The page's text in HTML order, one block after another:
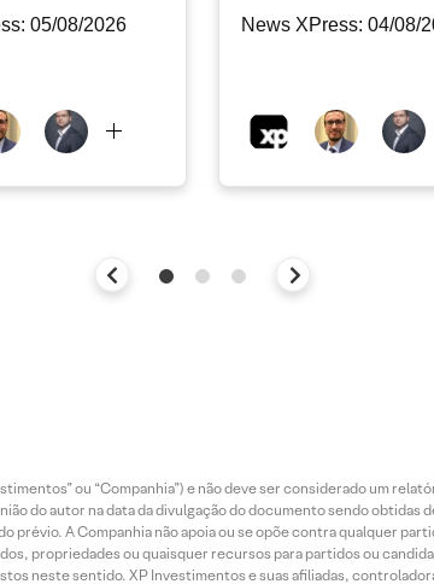
05/08/2026 News XPress: 04/08/
ou “Companhia”) e não deve ser considerado um
do autor na data da divulgação do documento sendo obtidas
prévio. A Companhia não apoia ou se opõe contra qualquer
propriedades ou quaisquer recursos para partidos ou
neste sentido. XP Investimentos e suas afiliadas,